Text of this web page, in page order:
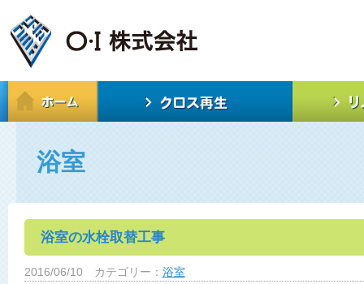
浴室
浴室の水栓取替工事
2016/06/10 カテゴリー： 浴室